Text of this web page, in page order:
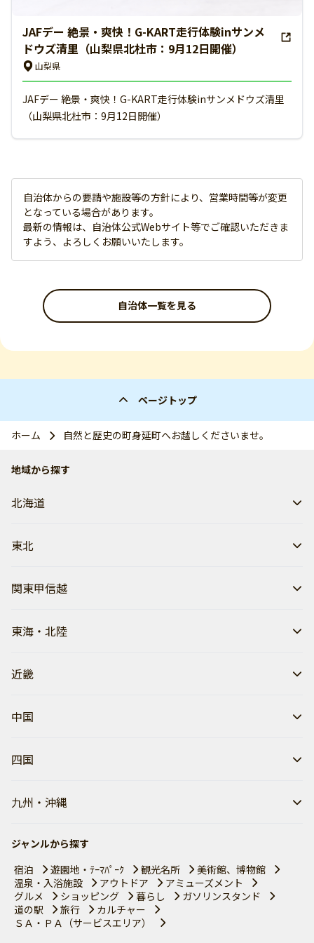
JAFデー 絶景・爽快！G-KART走行体験inサンメ
ドウズ清里（山梨県北杜市：9月12日開催）
山梨県
JAFデー 絶景・爽快！G-KART走行体験inサンメドウズ清里
（山梨県北杜市：9月12日開催）
自治体からの要請や施設等の方針により、営業時間等が変更
となっている場合があります。
最新の情報は、自治体公式Webサイト等でご確認いただきま
すよう、よろしくお願いいたします。
自治体一覧を見る
ページトップ
ホーム 自然と歴史の町身延町へお越しくださいませ。
地域から探す
北海道
東北
関東甲信越
東海・北陸
近畿
中国
四国
九州・沖縄
ジャンルから探す
宿泊
遊園地・ﾃｰﾏﾊﾟｰｸ 観光名所
美術館、博物館
温泉・入浴施設
アウトドア
アミューズメント
グルメ
ショッピング 暮らし
ガソリンスタンド
道の駅
旅行
カルチャー
ＳＡ・ＰＡ（サービスエリア）